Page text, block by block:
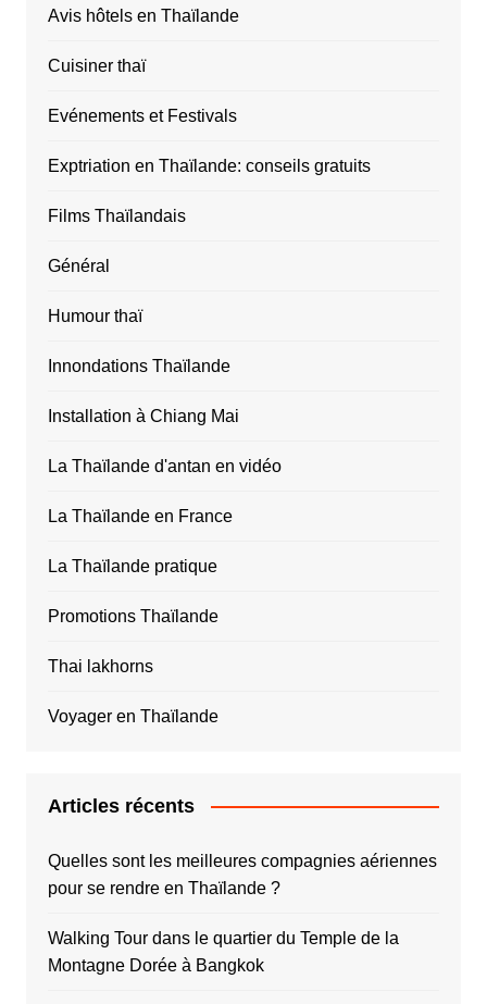
Avis hôtels en Thaïlande
Cuisiner thaï
Evénements et Festivals
Exptriation en Thaïlande: conseils gratuits
Films Thaïlandais
Général
Humour thaï
Innondations Thaïlande
Installation à Chiang Mai
La Thaïlande d'antan en vidéo
La Thaïlande en France
La Thaïlande pratique
Promotions Thaïlande
Thai lakhorns
Voyager en Thaïlande
Articles récents
Quelles sont les meilleures compagnies aériennes
pour se rendre en Thaïlande ?
Walking Tour dans le quartier du Temple de la
Montagne Dorée à Bangkok